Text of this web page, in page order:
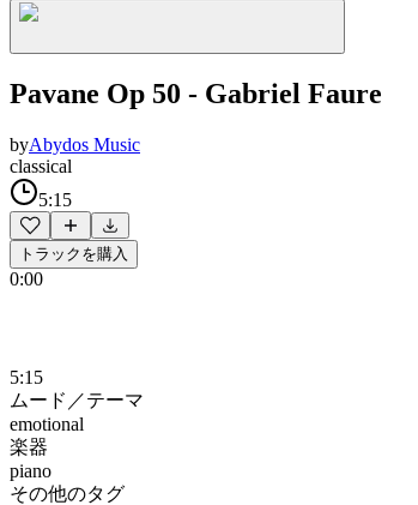
Pavane Op 50 - Gabriel Faure
byAbydos Music
classical
5:15
トラックを購入
0:00
5:15
ムード／テーマ
emotional
楽器
piano
その他のタグ